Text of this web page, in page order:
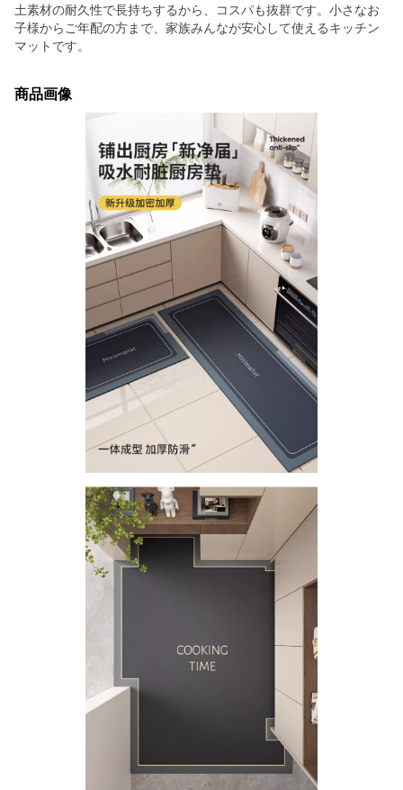
土素材の耐久性で長持ちするから、コスパも抜群です。小さなお
子様からご年配の方まで、家族みんなが安心して使えるキッチン
マットです。
商品画像